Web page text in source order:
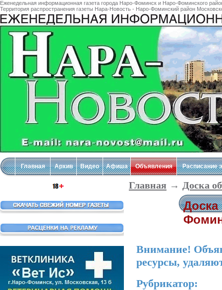
Еженедельная информационная газета города Наро-Фоминск и Наро-Фоминского
Территория распространения газеты Нара-Новость - Наро-Фоминский район
Главная Архив Видео Афиша Объявления Расписание
Главная → Доска
Внимание!
ресурсы,
Рубрикатор: